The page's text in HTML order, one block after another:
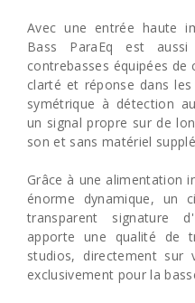
Avec une entrée haute
Bass ParaEq est
contrebasses équipées
clarté et réponse dans
symétrique à détection
un signal propre sur de
son et sans matériel
Grâce à une alimentation
énorme dynamique, un
transparent signature
apporte une qualité de
studios, directement sur
exclusivement pour la